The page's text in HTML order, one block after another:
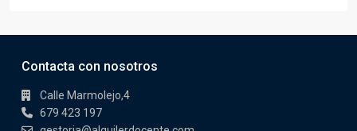
Contacta con nosotros
Calle Marmolejo,4
679 423 197